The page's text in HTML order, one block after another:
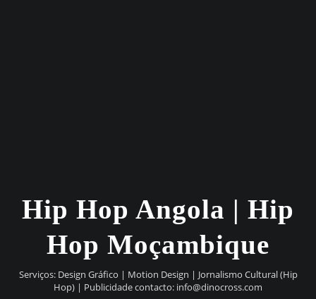
Hip Hop Angola | Hip
Hop Moçambique
Serviços: Design Gráfico | Motion Design | Jornalismo Cultural (Hip
Hop) | Publicidade contacto: info@dinocross.com